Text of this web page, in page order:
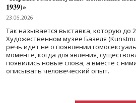
1939)»
23.06.2026
Так называется выставка, которую до
Художественном музее Базеля
речь идет не о появлении
моменте, когда для явления,
появились новые слова, а вместе с
описывать человеческий опыт.